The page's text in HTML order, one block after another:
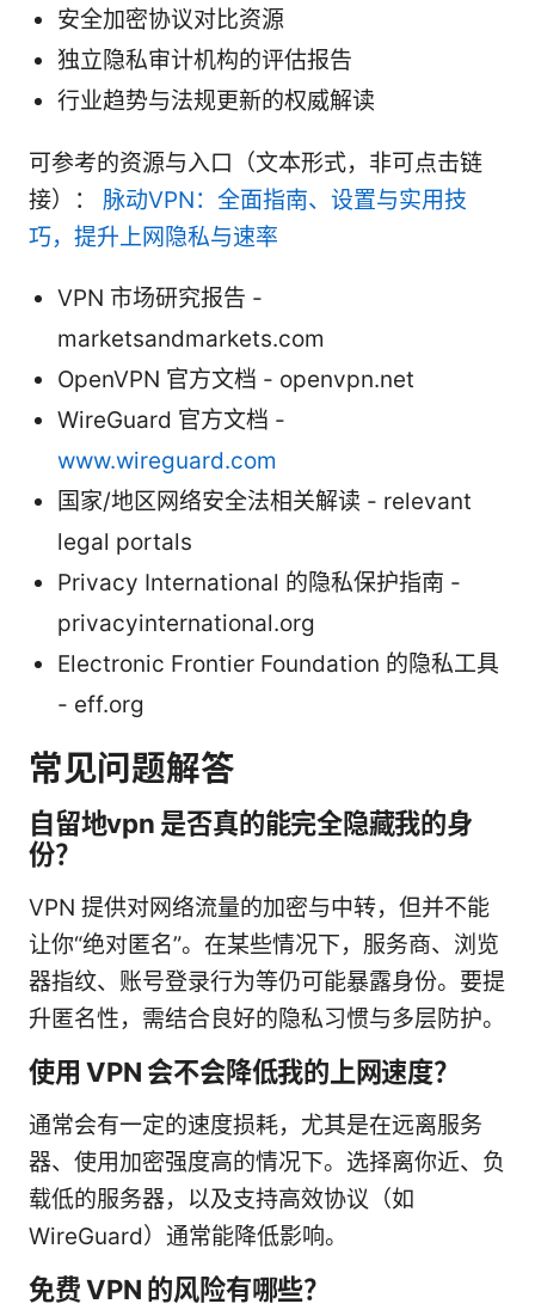
安全加密协议对比资源
独立隐私审计机构的评估报告
行业趋势与法规更新的权威解读
可参考的资源与入口（文本形式，非可点击链
接）： 脉动VPN：全面指南、设置与实用技
巧，提升上网隐私与速率
VPN 市场研究报告 -
marketsandmarkets.com
OpenVPN 官方文档 - openvpn.net
WireGuard 官方文档 -
www.wireguard.com
国家/地区网络安全法相关解读 - relevant
legal portals
Privacy International 的隐私保护指南 -
privacyinternational.org
Electronic Frontier Foundation 的隐私工具
- eff.org
常见问题解答
自留地vpn 是否真的能完全隐藏我的身
份？
VPN 提供对网络流量的加密与中转，但并不能
让你“绝对匿名”。在某些情况下，服务商、浏览
器指纹、账号登录行为等仍可能暴露身份。要提
升匿名性，需结合良好的隐私习惯与多层防护。
使用 VPN 会不会降低我的上网速度？
通常会有一定的速度损耗，尤其是在远离服务
器、使用加密强度高的情况下。选择离你近、负
载低的服务器，以及支持高效协议（如
WireGuard）通常能降低影响。
免费 VPN 的风险有哪些？